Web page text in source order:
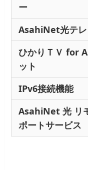
ー
AsahiNet光テ
ひかりＴＶ for
ット
IPv6接続機能
AsahiNet 光 リ
ポートサービス